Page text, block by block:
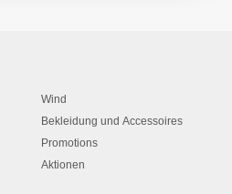
Wind
Bekleidung und Accessoires
Promotions
Aktionen